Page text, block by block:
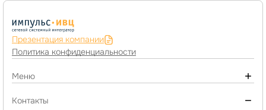
Презентация компании
Политика конфиденциальности
Меню
О компании
Контакты